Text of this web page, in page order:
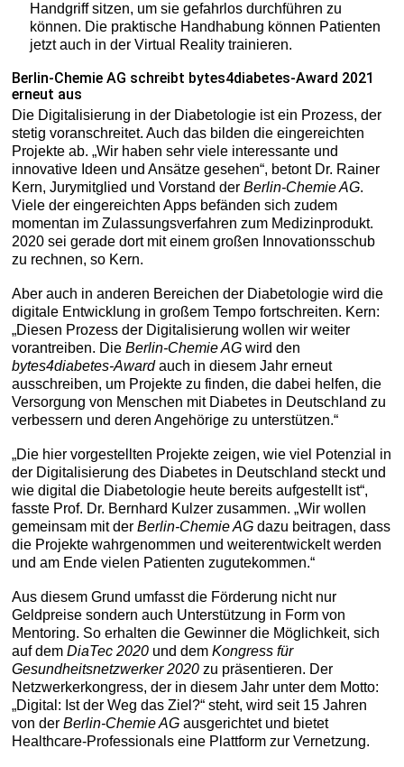
Handgriff sitzen, um sie gefahrlos durchführen zu
können. Die praktische Handhabung können Patienten
jetzt auch in der Virtual Reality trainieren.
Berlin-Chemie AG schreibt bytes4diabetes-Award 2021
erneut aus
Die Digitalisierung in der Diabetologie ist ein Prozess, der
stetig voranschreitet. Auch das bilden die eingereichten
Projekte ab. „Wir haben sehr viele interessante und
innovative Ideen und Ansätze gesehen“, betont Dr. Rainer
Kern, Jurymitglied und Vorstand derBerlin-Chemie AG.
Viele der eingereichten Apps befänden sich zudem
momentan im Zulassungsverfahren zum Medizinprodukt.
2020 sei gerade dort mit einem großen Innovationsschub
zu rechnen, so Kern.
Aber auch in anderen Bereichen der Diabetologie wird die
digitale Entwicklung in großem Tempo fortschreiten. Kern:
„Diesen Prozess der Digitalisierung wollen wir weiter
vorantreiben. DieBerlin-Chemie AG wird den
bytes4diabetes-Awardauch in diesem Jahr erneut
ausschreiben, um Projekte zu finden, die dabei helfen, die
Versorgung von Menschen mit Diabetes in Deutschland zu
verbessern und deren Angehörige zu unterstützen.“
„Die hier vorgestellten Projekte zeigen, wie viel Potenzial in
der Digitalisierung des Diabetes in Deutschland steckt und
wie digital die Diabetologie heute bereits aufgestellt ist“,
fasste Prof. Dr. Bernhard Kulzer zusammen. „Wir wollen
gemeinsam mit derBerlin-Chemie AG dazu beitragen, dass
die Projekte wahrgenommen und weiterentwickelt werden
und am Ende vielen Patienten zugutekommen.“
Aus diesem Grund umfasst die Förderung nicht nur
Geldpreise sondern auch Unterstützung in Form von
Mentoring. So erhalten die Gewinner die Möglichkeit, sich
auf demDiaTec 2020 und demKongress für
Gesundheitsnetzwerker 2020 zu präsentieren. Der
Netzwerkerkongress, der in diesem Jahr unter dem Motto:
„Digital: Ist der Weg das Ziel?“ steht, wird seit 15 Jahren
von derBerlin-Chemie AG ausgerichtet und bietet
Healthcare-Professionals eine Plattform zur Vernetzung.